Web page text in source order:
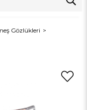
Gözlükleri